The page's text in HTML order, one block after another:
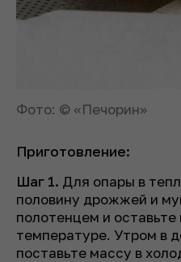
Фото: © «Печорин»
Приготовление:
Шаг 1. Для опары в
половину дрожжей и
полотенцем и
температуре. Утром в
поставьте массу в